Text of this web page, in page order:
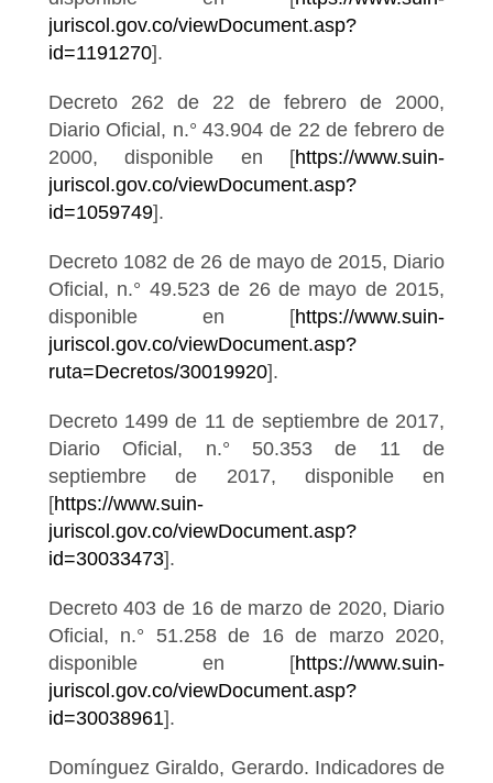
juriscol.gov.co/viewDocument.asp?
id=1191270].
Decreto 262 de 22 de febrero de 2000,
Diario Oficial, n.° 43.904 de 22 de febrero de
2000, disponible en [https://www.suin-
juriscol.gov.co/viewDocument.asp?
id=1059749].
Decreto 1082 de 26 de mayo de 2015, Diario
Oficial, n.° 49.523 de 26 de mayo de 2015,
disponible en [https://www.suin-
juriscol.gov.co/viewDocument.asp?
ruta=Decretos/30019920].
Decreto 1499 de 11 de septiembre de 2017,
Diario Oficial, n.° 50.353 de 11 de
septiembre de 2017, disponible en
[https://www.suin-
juriscol.gov.co/viewDocument.asp?
id=30033473].
Decreto 403 de 16 de marzo de 2020, Diario
Oficial, n.° 51.258 de 16 de marzo 2020,
disponible en [https://www.suin-
juriscol.gov.co/viewDocument.asp?
id=30038961].
Domínguez Giraldo, Gerardo. Indicadores de